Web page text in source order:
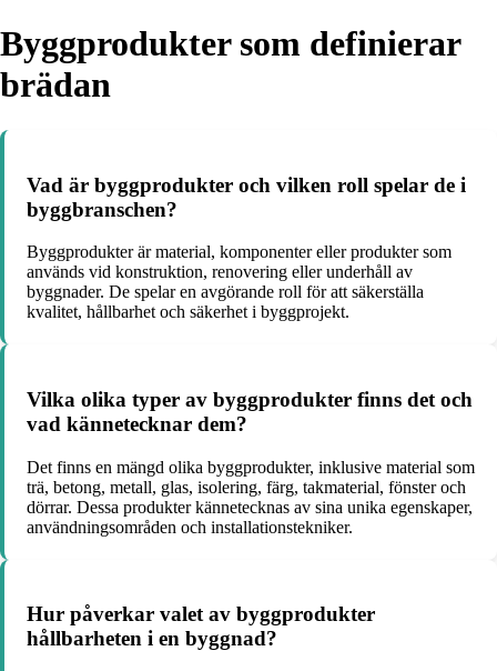
Byggprodukter som definierar
brädan
Vad är byggprodukter och vilken roll spelar de i
byggbranschen?
Byggprodukter är material, komponenter eller produkter som
används vid konstruktion, renovering eller underhåll av
byggnader. De spelar en avgörande roll för att säkerställa
kvalitet, hållbarhet och säkerhet i byggprojekt.
Vilka olika typer av byggprodukter finns det och
vad kännetecknar dem?
Det finns en mängd olika byggprodukter, inklusive material som
trä, betong, metall, glas, isolering, färg, takmaterial, fönster och
dörrar. Dessa produkter kännetecknas av sina unika egenskaper,
användningsområden och installationstekniker.
Hur påverkar valet av byggprodukter
hållbarheten i en byggnad?